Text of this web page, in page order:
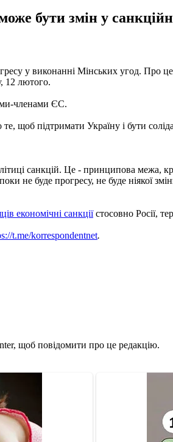
бути змін у
у виконанні Мінських угод. Про
12 лютого.
членами ЄС.
щоб підтримати Україну і бути
санкцій. Це - принципова межа,
не буде прогресу, не буде ніякої
економічні санкціїстосовно Росії,
t.me/korrespondentnet.
щоб повідомити про це редакцію.